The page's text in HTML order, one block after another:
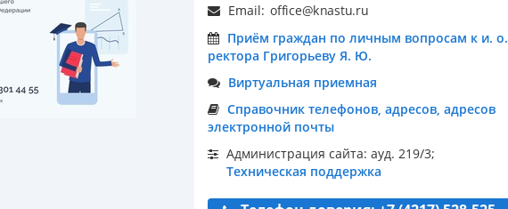
Email:
Приём граждан по личным вопросам к и. о.
ректора Григорьеву Я. Ю.
Виртуальная приемная
Справочник телефонов, адресов, адресов
электронной почты
Администрация сайта: ауд. 219/3;
Техническая поддержка